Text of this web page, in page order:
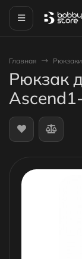
Главная Рюкзаки
Рюкзак